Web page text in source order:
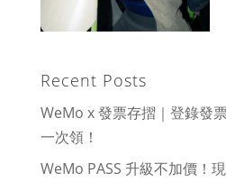
Recent Posts
WeMo x 發票存摺｜登錄發
一次領！
WeMo PASS 升級不加價！